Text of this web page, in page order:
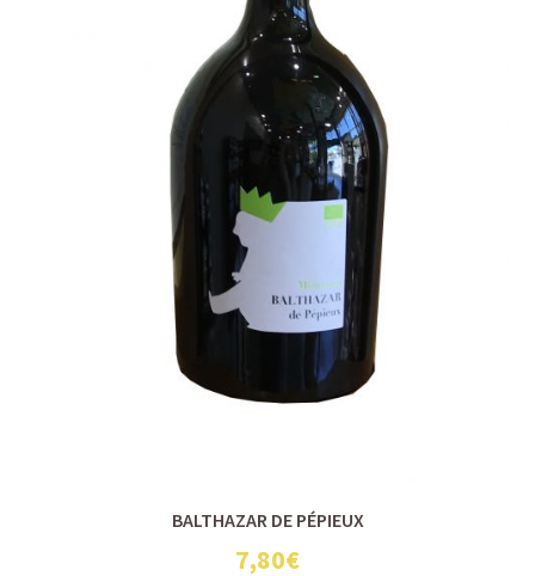
BALTHAZAR DE PÉPIEUX
7,80€